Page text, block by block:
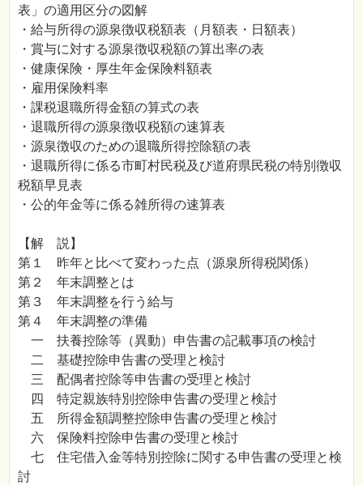
表」の適用区分の図解
・給与所得の源泉徴収税額表（月額表・日額表）
・賞与に対する源泉徴収税額の算出率の表
・健康保険・厚生年金保険料額表
・雇用保険料率
・課税退職所得金額の算式の表
・退職所得の源泉徴収税額の速算表
・源泉徴収のための退職所得控除額の表
・退職所得に係る市町村民税及び道府県民税の特別徴収
税額早見表
・公的年金等に係る雑所得の速算表
【解 説】
第１ 昨年と比べて変わった点（源泉所得税関係）
第２ 年末調整とは
第３ 年末調整を行う給与
第４ 年末調整の準備
一 扶養控除等（異動）申告書の記載事項の検討
二 基礎控除申告書の受理と検討
三 配偶者控除等申告書の受理と検討
四 特定親族特別控除申告書の受理と検討
五 所得金額調整控除申告書の受理と検討
六 保険料控除申告書の受理と検討
七 住宅借入金等特別控除に関する申告書の受理と検
討